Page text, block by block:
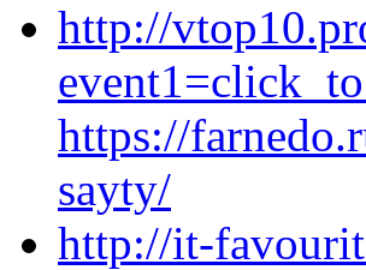
http://
https://
sayty/
http://it-